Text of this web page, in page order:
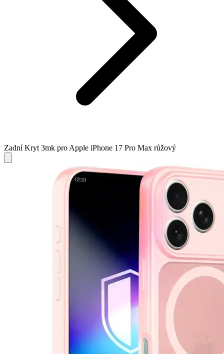
Zadní Kryt 3mk pro Apple iPhone 17 Pro Max růžový